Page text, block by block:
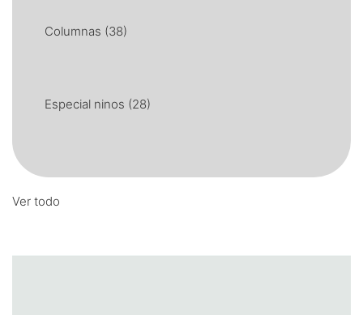
Columnas (38)
Especial ninos (28)
Ver todo